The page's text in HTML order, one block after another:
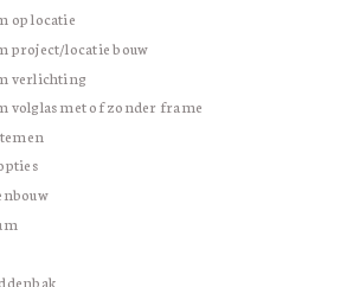
op locatie
project/locatie bouw
verlichting
volglas met of zonder frame